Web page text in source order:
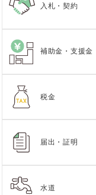
入札・契約
補助金・支援金
税金
届出・証明
水道